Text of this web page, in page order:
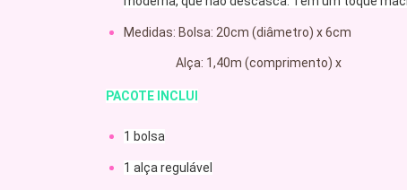
Medidas: Bolsa: 20cm (diâmetro) x 6cm
Alça: 1,40m (comprimento) x
PACOTE INCLUI
1 bolsa
1 alça regulável